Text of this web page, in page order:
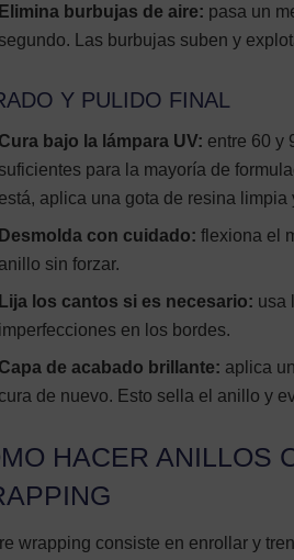
Elimina burbujas de aire: pasa un
segundo. Las burbujas suben y
Y PULIDO FINAL
Cura bajo la lámpara UV: entre 60 y
suficientes para la mayoría de
está, aplica una gota de resina limpia
Desmolda con cuidado: flexiona el
anillo sin forzar.
Lija los cantos si es necesario: usa
imperfecciones en los bordes.
Capa de acabado brillante: aplica
cura de nuevo. Esto sella el anillo y
HACER ANILLOS
wrapping consiste en enrollar y